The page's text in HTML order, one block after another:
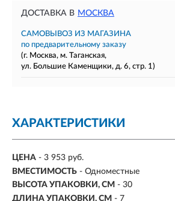
ДОСТАВКА В МОСКВА
САМОВЫВОЗ ИЗ МАГАЗИНА
по предварительному заказу
(г. Москва, м. Таганская,
ул. Большие Каменщики, д. 6, стр. 1)
ХАРАКТЕРИСТИКИ
ЦЕНА - 3 953 руб.
ВМЕСТИМОСТЬ - Одноместные
ВЫСОТА УПАКОВКИ, СМ - 30
ДЛИНА УПАКОВКИ, СМ - 7